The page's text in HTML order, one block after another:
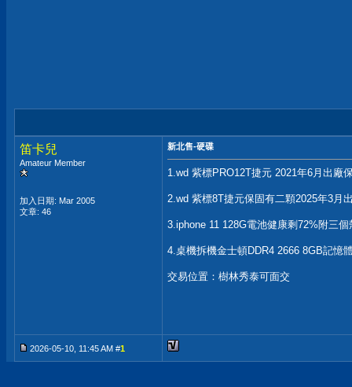
笛卡兒
Amateur Member
加入日期: Mar 2005
文章: 46
新北售-硬碟
1.wd 紫標PRO12T捷元 2021年6月出廠
2.wd 紫標8T捷元保固有二顆2025年3月
3.iphone 11 128G電池健康剩72%附三
4.桌機拆機金士頓DDR4 2666 8GB記憶
交易位置：樹林秀泰可面交
2026-05-10, 11:45 AM #1